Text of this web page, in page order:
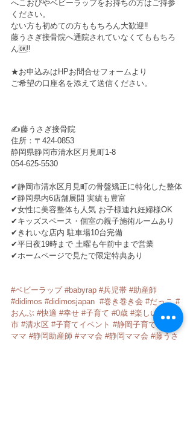
へこおびやベビーラップをお持ちの方はご持参
ください。﻿
ない方も初めての方ももちろん大歓迎‼︎﻿
藤うさぎ接骨院へ通院されていなくてももちろ
ん🆗‼︎﻿
★お申込みはHPお問合せフォームより
ご希望の口座名を添えて送信ください。
✍️藤うさぎ接骨院﻿﻿
住所：〒424-0853﻿
静岡県静岡市清水区月見町1-8﻿
054-625-5530﻿
✔︎静岡市清水区月見町の骨盤矯正に特化した整体﻿
✔︎静岡県内6店舗展開 実績も豊富﻿
✔︎女性に美容整体も人気 お子様連れ妊婦様OK﻿
✔︎キッズスペース・個室の親子施術ルームあり﻿
✔︎きれいな店内 駐車場10台完備﻿
✔︎平日夜19時まで 土曜も午前中まで営業﻿
✔︎ホームページで見たで限定特典あり﻿
#ベビーラップ #babyrap #兵児帯 #助産師
#didimos #didimosjapan #巻き巻き会 #だっこ #
おんぶ #快適 #幸せ #子育て #0歳 #楽しい
市 #清水区 #子育てイベント #静岡子育て
ママ #静岡助産師 #ママ会 #静岡ママ会 #藤うさ